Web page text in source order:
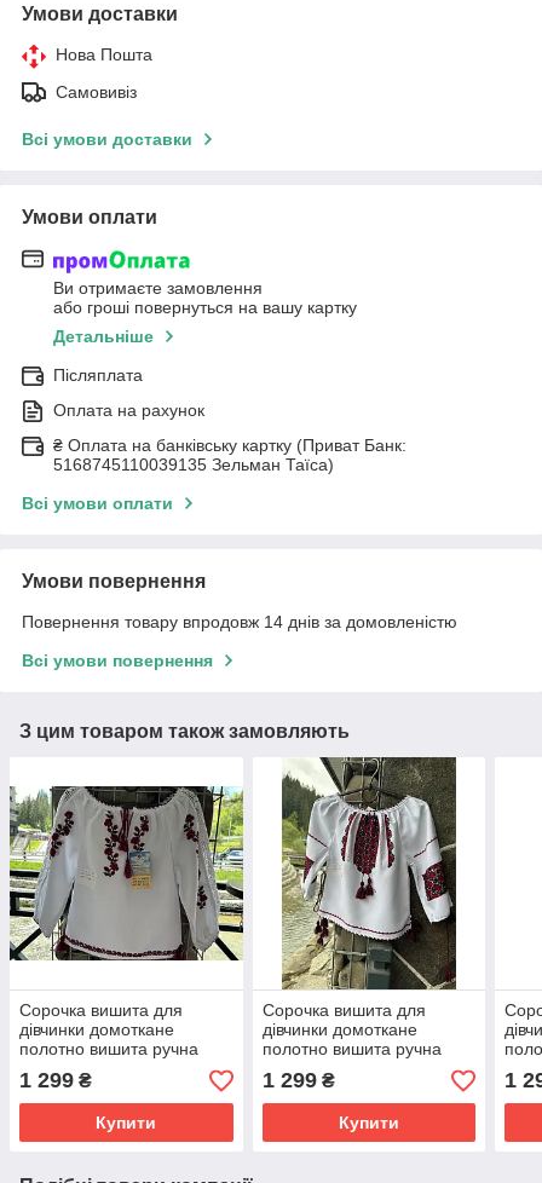
Умови доставки
Нова Пошта
Самовивіз
Всі умови доставки
Умови оплати
Ви отримаєте замовлення
або гроші повернуться на вашу картку
Детальніше
Післяплата
Оплата на рахунок
₴ Оплата на банківську картку (Приват Банк:
5168745110039135 Зельман Таїса)
Всі умови оплати
Умови повернення
Повернення товару впродовж 14 днів за домовленістю
Всі умови повернення
З цим товаром також замовляють
Сорочка вишита для
дівчинки домоткане
полотно вишита ручна
робота 3 -4 роки
1 299 ₴
Купити
Сорочка вишита для
дівчинки домоткане
полотно вишита ручна
робота 1-3 роки
1 299₴
Купити
1